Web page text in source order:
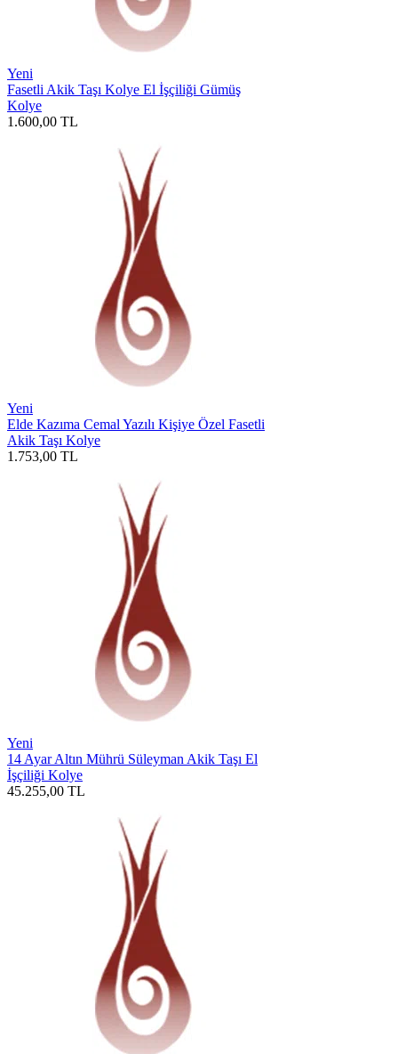
Yeni
Fasetli Akik Taşı Kolye El İşçiliği Gümüş
Kolye
1.600,00 TL
Yeni
Elde Kazıma Cemal Yazılı Kişiye Özel Fasetli
Akik Taşı Kolye
1.753,00 TL
Yeni
14 Ayar Altın Mührü Süleyman Akik Taşı El
İşçiliği Kolye
45.255,00 TL